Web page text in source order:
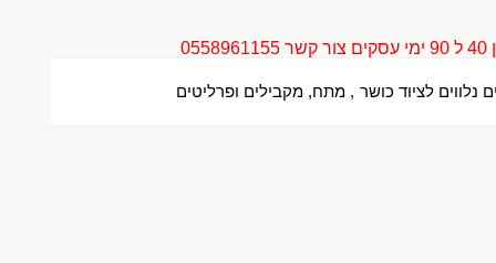
נלווים לציוד כושר , מתח, מקבילים ופרליטים